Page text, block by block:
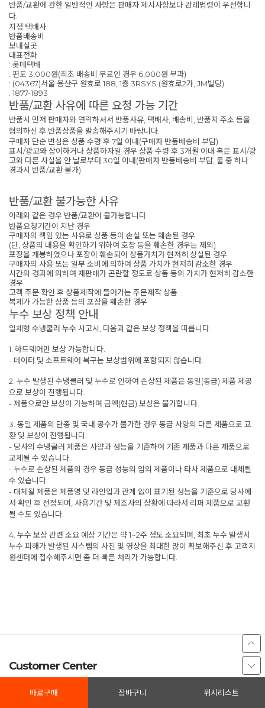
바로구매 장바구니 위시리스트
반품/교환에 관한 일반적인 사항은 판매자 제시사항보다 관례법령이 우선합니
다.
지정 택배사
반품배송비
보내실곳
대표전화
: 롯데택배
: 편도 3,000원(최초 배송비 무료인 경우 6,000원 부과)
: (04367)서울 용산구 원효로 188, 1층 3RSYS (원효로2가, JM빌딩)
: 1877-1893
반품/교환 사유에 따른 요청 가능 기간
반품시 먼저 판매자와 연락하셔서 반품사유, 택배사, 배송비, 반품지 주소 등을
협의하신 후 반품상품을 발송해주시기 바랍니다.
구매자 단순 변심은 상품 수령 후 7일 이내(구매자 반품배송비 부담)
표시/광고와 상이하거나 상품하자일 경우 상품 수령 후 3개월 이내 혹은 표시/광
고와 다른 사실을 안 날로부터 30일 이내(판매자 반품배송비 부담, 둘 중 하나
경과시 반품/교환 불가)
반품/교환 불가능한 사유
아래와 같은 경우 반품/교환이 불가능합니다.
반품요청기간이 지난 경우
구매자의 책임 있는 사유로 상품 등이 손실 또는 훼손된 경우
(단, 상품의 내용을 확인하기 위하여 호장 등을 훼손한 경우는 제외)
포장을 개봉하였으나 포장이 훼손되어 상품가치가 현저히 상실된 경우
구매자의 사용 또는 일부 소비에 의하여 상품 가치가 현저히 감소한 경우
시간의 경과에 의하여 재판매가 곤란할 정도로 상품 등의 가치가 현저히 감소한
경우
고객 주문 확인 후 상품제작에 들어가는 주문제작 상품
복제가 가능한 상품 등의 포장을 훼손한 경우
누수 보상 정책 안내
일체형 수냉쿨러 누수 사고시, 다음과 같은 보상 정책을 따릅니다.
1. 하드웨어만 보상 가능합니다.
- 데이터 및 소프트웨어 복구는 보상범위에 포함되지 않습니다.
2. 누수 발생된 수냉쿨러 및 누수로 인하여 손상된 제품은 동일(동급) 제품 제공
으로 보상이 진행됩니다.
- 제품으로만 보상이 가능하며 금액(현금) 보상은 불가합니다.
3. 동일 제품의 단종 및 국내 공수가 불가한 경우 동급 사양의 다른 제품으로 교
환 및 보상이 진행됩니다.
- 당사의 수냉쿨러 제품은 사양과 성능을 기준하여 기존 제품과 다른 제품으로
교체될 수 있습니다.
- 누수로 손상된 제품의 경우 동급 성능의 임의 제품이나 타사 제품으로 대체될
수 있습니다.
- 대체될 제품은 제품명 및 라인업과 관계 없이 표기된 성능을 기준으로 당사에
서 확인 후 선정되며, 사용기간 및 제조사의 상황에 따라서 리퍼 제품으로 교환
될 수도 있습니다.
4. 누수 보상 관련 소요 예상 기간은 약 1~2주 정도 소요되며, 최초 누수 발생시
누수 피해가 발생된 시스템의 사진 및 영상을 최대한 많이 확보해주신 후 고객지
원센터에 접수해주시면 좀 더 빠른 처리가 가능합니다.
Customer Center
이메일 webmaster@3rsys.com